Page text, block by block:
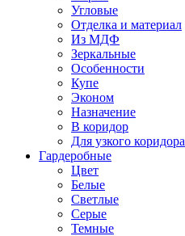
Угловые
Отделка и материал
Из МДФ
Зеркальные
Особенности
Купе
Эконом
Назначение
В коридор
Для узкого коридора
Гардеробные
Цвет
Белые
Светлые
Серые
Темные